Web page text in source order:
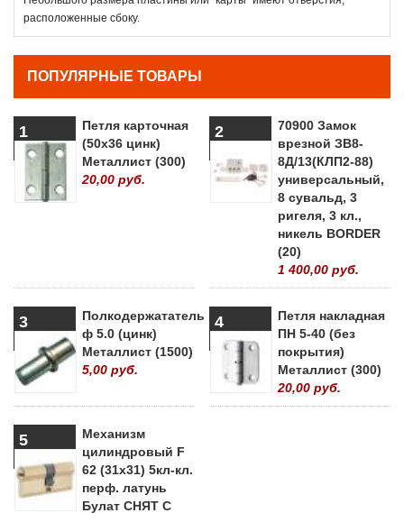
расположенные сбоку.
ПОПУЛЯРНЫЕ ТОВАРЫ
1
Петля карточная
(50х36 цинк)
Металлист (300)
20,00 руб.
2
70900 Замок
врезной ЗВ8-
8Д/13(КЛП2-88)
универсальный,
8 сувальд, 3
ригеля, 3 кл.,
никель BORDER
(20)
1 400,00 руб.
3
Полкодержататель
ф 5.0 (цинк)
Металлист (1500)
5,00 руб.
4
Петля накладная
ПН 5-40 (без
покрытия)
Металлист (300)
20,00 руб.
5
Механизм
цилиндровый F
62 (31х31) 5кл-кл.
перф. латунь
Булат СНЯТ С